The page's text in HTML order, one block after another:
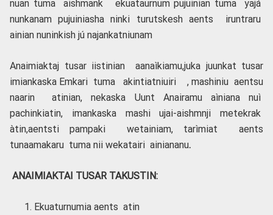
nuan tuma aishmank ekuataurnum pujuinian tuma yajá
nunkanam pujuiniasha ninki turutskesh aents iruntraru
ainian nuninkish jú najankatniunam
Anaimiaktaj tusar iistinian aanaìkiamu,juka juunkat tusar
imiankaska Emkari tuma akintiatniuiri , mashiniu aentsu
naarin atinian, nekaska Uunt Anairamu aìniana nuì
pachinkiatin, imankaska mashi ujai-aishmnji metekrak
àtin,aentsti pampaki wetainiam, tarìmiat aents
tunaamakaru tuma nii wekatairi ainiananu.
ANAIMIAKTAI TUSAR TAKUSTIN:
Ekuaturnumia aents atin